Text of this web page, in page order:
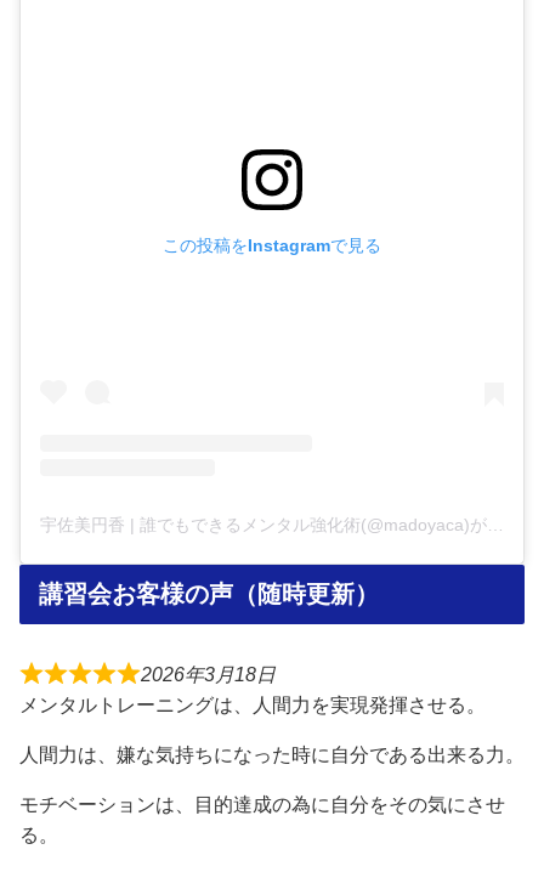
この投稿をInstagramで見る
講習会お客様の声（随時更新）
2026年3月18日
メンタルトレーニングは、人間力を実現発揮させる。
人間力は、嫌な気持ちになった時に自分である出来る力。
モチベーションは、目的達成の為に自分をその気にさせ
る。